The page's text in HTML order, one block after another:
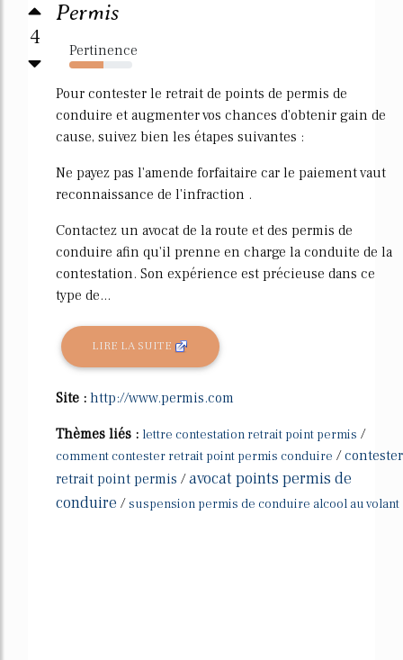
4
Permis
Pertinence
54%
Pour contester le retrait de points de permis de
conduire et augmenter vos chances d'obtenir gain de
cause, suivez bien les étapes suivantes :
Ne payez pas l'amende forfaitaire car le paiement vaut
reconnaissance de l'infraction .
Contactez un avocat de la route et des permis de
conduire afin qu'il prenne en charge la conduite de la
contestation. Son expérience est précieuse dans ce
type de...
LIRE LA SUITE
Site : http://www.permis.com
Thèmes liés : lettre contestation retrait point permis /
comment contester retrait point permis conduire /contester
retrait point permis /avocat points permis de
conduire /suspension permis de conduire alcool au volant